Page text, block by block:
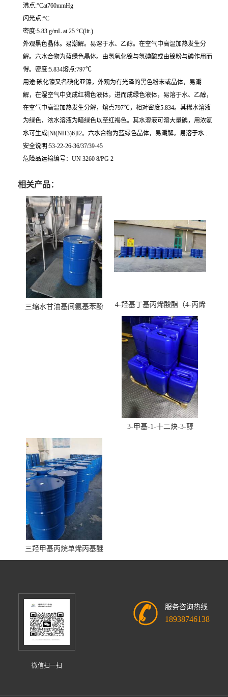
沸点:°Cat760mmHg
闪光点:°C
密度:5.83 g/mL at 25 °C(lit.)
外观黑色晶体。易潮解。易溶于水、乙醇。在空气中高温加热发生分
解。六水合物为蓝绿色晶体。由氢氧化镍与氢碘酸或由镍粉与碘作用而
得。密度:5.834熔点:797℃
用途:碘化镍又名碘化亚镍，外观为有光泽的黑色粉末或晶体，易潮
解，在湿空气中变成红褐色液体，进而成绿色液体，易溶于水、乙醇，
在空气中高温加热发生分解，熔点797℃，相对密度5.834。其稀水溶液
为绿色，浓水溶液为暗绿色以至红褐色。其水溶液可溶大量碘，用浓氨
水可生成[Ni(NH3)6]I2。六水合物为蓝绿色晶体，易潮解。易溶于水..
安全说明:53-22-26-36/37/39-45
危险品运输编号：UN 3260 8/PG 2
相关产品：
三缩水甘油基间氨基苯酚
4-羟基丁基丙烯酸酯（4-丙烯
酸羟丁酯）
3-甲基-1-十二炔-3-醇
三羟甲基丙烷单烯丙基醚
微信扫一扫
服务咨询热线
18938746138